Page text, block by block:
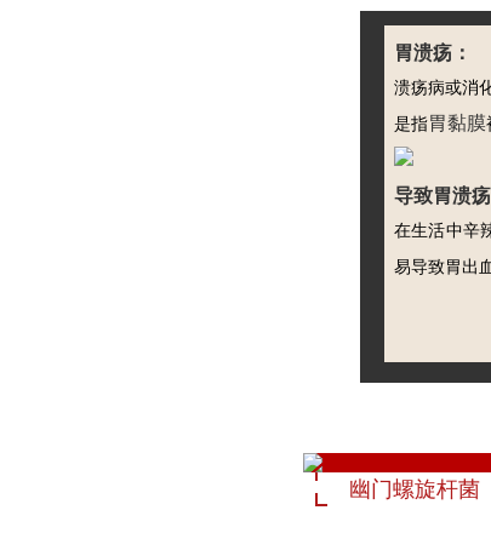
胃溃疡：
溃疡病或消
是指胃黏膜
导致胃溃
在生活中辛
易导致胃出
幽门螺旋杆菌